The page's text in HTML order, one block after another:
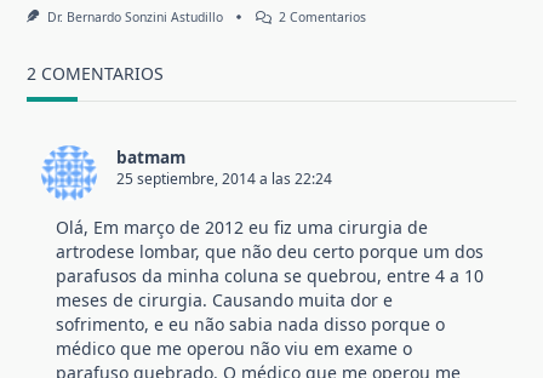
Dr. Bernardo Sonzini Astudillo 2 ComentariosEn
(DLIF)
2 COMENTARIOS
batmam
25 septiembre, 2014 a las 22:24
Olá, Em março de 2012 eu fiz uma cirurgia de
artrodese lombar, que não deu certo porque um dos
parafusos da minha coluna se quebrou, entre 4 a 10
meses de cirurgia. Causando muita dor e
sofrimento, e eu não sabia nada disso porque o
médico que me operou não viu em exame o
parafuso quebrado. O médico que me operou me